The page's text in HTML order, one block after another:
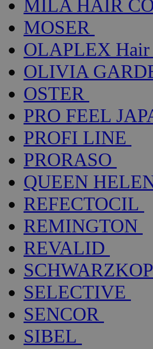
MILA HAIR
MOSER
OLAPLEX Hair
OLIVIA
OSTER
PRO FEEL
PROFI LINE
PRORASO
QUEEN
REFECTOCIL
REMINGTON
REVALID
SELECTIVE
SENCOR
SIBEL